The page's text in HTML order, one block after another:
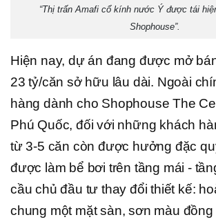
“Thị trấn Amafi cổ kính nước Ý được tái
Shophouse”.
Hiện nay, dự án đang được mở
23 tỷ/căn sở hữu lâu dài. Ngoài
hàng dành cho Shophouse The
Phú Quốc, đối với những khách
từ 3-5 căn còn được hưởng đặc
được làm bể bơi trên tầng mái -
cầu chủ đầu tư thay đổi thiết kế:
chung một mặt sàn, sơn màu